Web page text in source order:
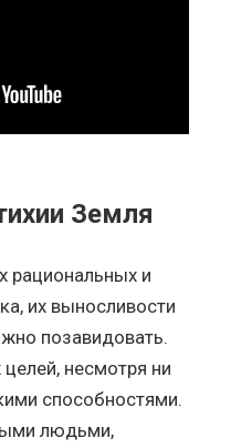
Земля
рациональных и
их выносливости
позавидовать.
несмотря ни
способностями.
людьми,